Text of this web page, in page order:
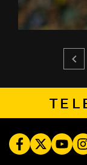
FacebookTwitter